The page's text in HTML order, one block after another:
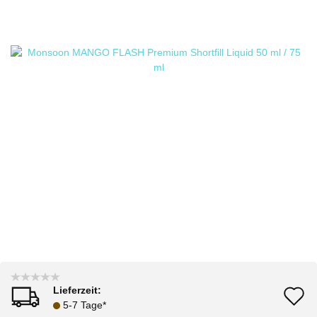
Lieferzeit:
5-7 Tage*